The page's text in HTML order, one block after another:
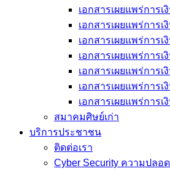
เอกสารเผยแพร่การ
เอกสารเผยแพร่การ
เอกสารเผยแพร่การ
เอกสารเผยแพร่การ
เอกสารเผยแพร่การ
เอกสารเผยแพร่การ
เอกสารเผยแพร่การ
สมาคมศิษย์เก่า
บริการประชาชน
ติดต่อเรา
Cyber Security ความปลอ